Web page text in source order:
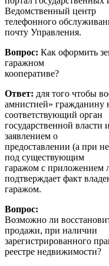
Ведомственный центр
телефонного
почту Управления.
Вопрос: Как оформить
гаражном
кооперативе?
Ответ: для того чтобы
амнистией» гражданину
соответствующий орган
государственной власти
заявлением о
предоставлении (а при
под существующим
гаражом с приложением
подтверждает факт
гаражом.
Вопрос:
Возможно ли
продажи, при наличии
зарегистрированного
реестре недвижимости?